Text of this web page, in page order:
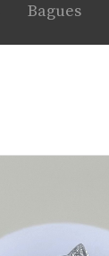
Bagues